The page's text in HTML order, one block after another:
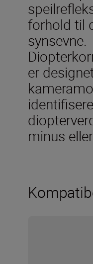
forhold til
synsevne.
er
minus